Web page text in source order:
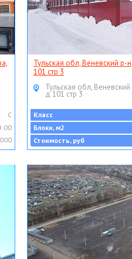
C
Тульская обл, Веневский р-
101 стр 3
Тульская обл,
д 101 стр 3
Класс
Блоки, м2
Стоимость, руб